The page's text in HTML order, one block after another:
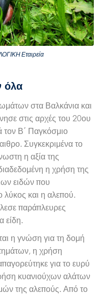
Εταιρεία
όλα
στα Βαλκάνια και
στις αρχές του 20ου
τον Β΄ Παγκόσμιο
Συγκεκριμένα το
η αξία της
διαδεδομένη η χρήση της
ειδών που
και η αλεπού.
παράπλευρες
είδη.
η γνώση για τη δομή
η χρήση
για το ευρύ
κυανιούχων αλάτων
της αλεπούς. Από το